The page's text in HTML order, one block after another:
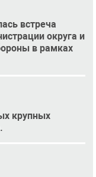
встреча
округа и
в рамках
крупных